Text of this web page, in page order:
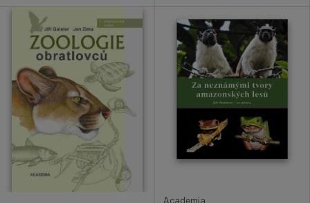
Academia